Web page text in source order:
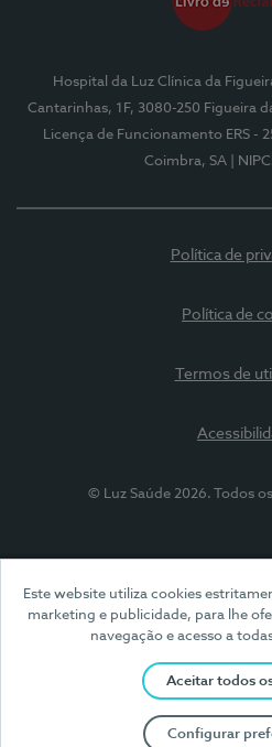
Este website utiliza cookies
marketing e publicidade, para lhe
navegação e acesso a
Aceitar todos
Configurar
Hospital da Luz Clínica da
Cantarinhas, 1F, 3080-250 Figueira
Licença de Funcionamento ERS -
Coimbra, SA
|
Política de
Política de
Termos de
© Luz Saúde 2026. Todos